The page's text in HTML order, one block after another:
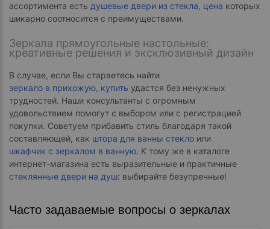
ассортимента есть душевые двери из стекла, цена которых
шикарно соотносится с преимуществами.
Зеркала прямоугольные настольные:
креативные решения и эксклюзивный дизайн
В случае, если Вы стараетесь найти
зеркало в прихожую, купить удастся без ненужных
трудностей. Наши консультанты с огромным
удовольствием помогут с выбором или с регистрацией
покупки. Советуем прибавить стиль благодаря такой
составляющей, как штора для ванны стекло или
шкафчик с зеркалом в ванную. К тому же в каталоге
интернет-магазина есть выразительные и практичные
стеклянные двери на душ: выбирайте безупречные!
Часто задаваемые вопросы о зеркалах